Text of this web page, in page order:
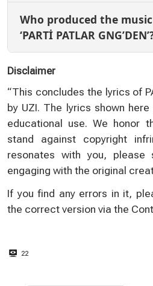
Who produced the
‘PARTİ PATLAR
Disclaimer
“This concludes the lyrics of
by UZI. The lyrics shown
educational use. We honor
stand against copyright
resonates with you, please
engaging with the original
If you find any errors in it,
the correct version via the
22